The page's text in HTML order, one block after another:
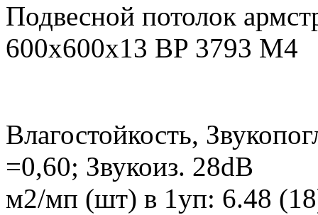
Подвесной потолок
600x600x13 BP 3793 M4
Влагостойкость,
=0,60; Звукоиз. 28dB
м2/мп (шт) в 1уп: 6.48